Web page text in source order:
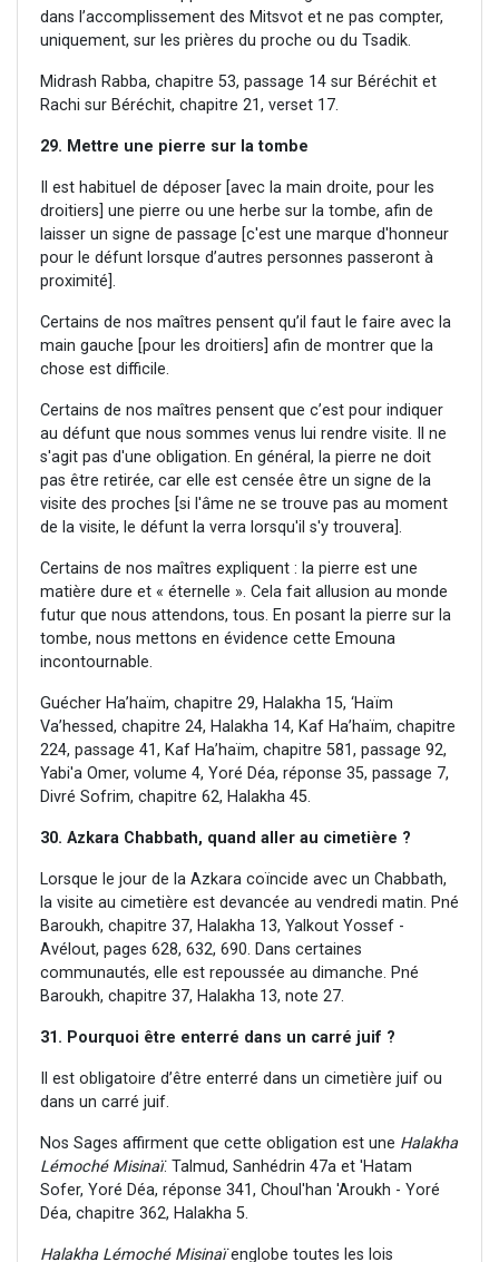
dans l’accomplissement des Mitsvot et ne pas compter,
uniquement, sur les prières du proche ou du Tsadik.
Midrash Rabba, chapitre 53, passage 14 sur Béréchit et
Rachi sur Béréchit, chapitre 21, verset 17.
29. Mettre une pierre sur la tombe
Il est habituel de déposer [avec la main droite, pour les
droitiers] une pierre ou une herbe sur la tombe, afin de
laisser un signe de passage [c'est une marque d'honneur
pour le défunt lorsque d’autres personnes passeront à
proximité].
Certains de nos maîtres pensent qu’il faut le faire avec la
main gauche [pour les droitiers] afin de montrer que la
chose est difficile.
Certains de nos maîtres pensent que c’est pour indiquer
au défunt que nous sommes venus lui rendre visite. Il ne
s'agit pas d'une obligation. En général, la pierre ne doit
pas être retirée, car elle est censée être un signe de la
visite des proches [si l'âme ne se trouve pas au moment
de la visite, le défunt la verra lorsqu'il s'y trouvera].
Certains de nos maîtres expliquent : la pierre est une
matière dure et « éternelle ». Cela fait allusion au monde
futur que nous attendons, tous. En posant la pierre sur la
tombe, nous mettons en évidence cette Emouna
incontournable.
Guécher Ha’haïm, chapitre 29, Halakha 15, ‘Haïm
Va’hessed, chapitre 24, Halakha 14, Kaf Ha’haïm, chapitre
224, passage 41, Kaf Ha’haïm, chapitre 581, passage 92,
Yabi'a Omer, volume 4, Yoré Déa, réponse 35, passage 7,
Divré Sofrim, chapitre 62, Halakha 45.
30. Azkara Chabbath, quand aller au cimetière ?
Lorsque le jour de la Azkara coïncide avec un Chabbath,
la visite au cimetière est devancée au vendredi matin. Pné
Baroukh, chapitre 37, Halakha 13, Yalkout Yossef -
Avélout, pages 628, 632, 690. Dans certaines
communautés, elle est repoussée au dimanche. Pné
Baroukh, chapitre 37, Halakha 13, note 27.
31. Pourquoi être enterré dans un carré juif ?
Il est obligatoire d’être enterré dans un cimetière juif ou
dans un carré juif.
Nos Sages affirment que cette obligation est une Halakha
Lémoché Misinaï. Talmud, Sanhédrin 47a et 'Hatam
Sofer, Yoré Déa, réponse 341, Choul'han 'Aroukh - Yoré
Déa, chapitre 362, Halakha 5.
Halakha Lémoché Misinaïenglobe toutes les lois